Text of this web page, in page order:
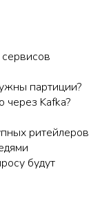
партиции?
через Kafka?
ритейлеров
будут